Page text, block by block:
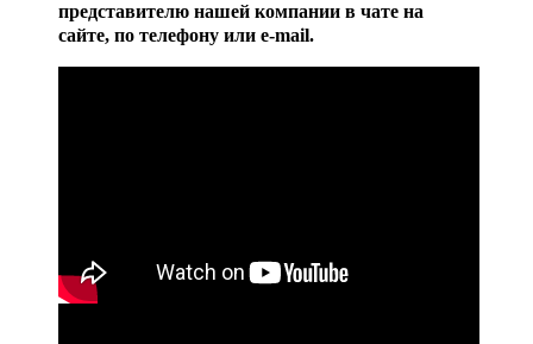
представителю нашей компании в чате на
сайте, по телефону или e-mail.